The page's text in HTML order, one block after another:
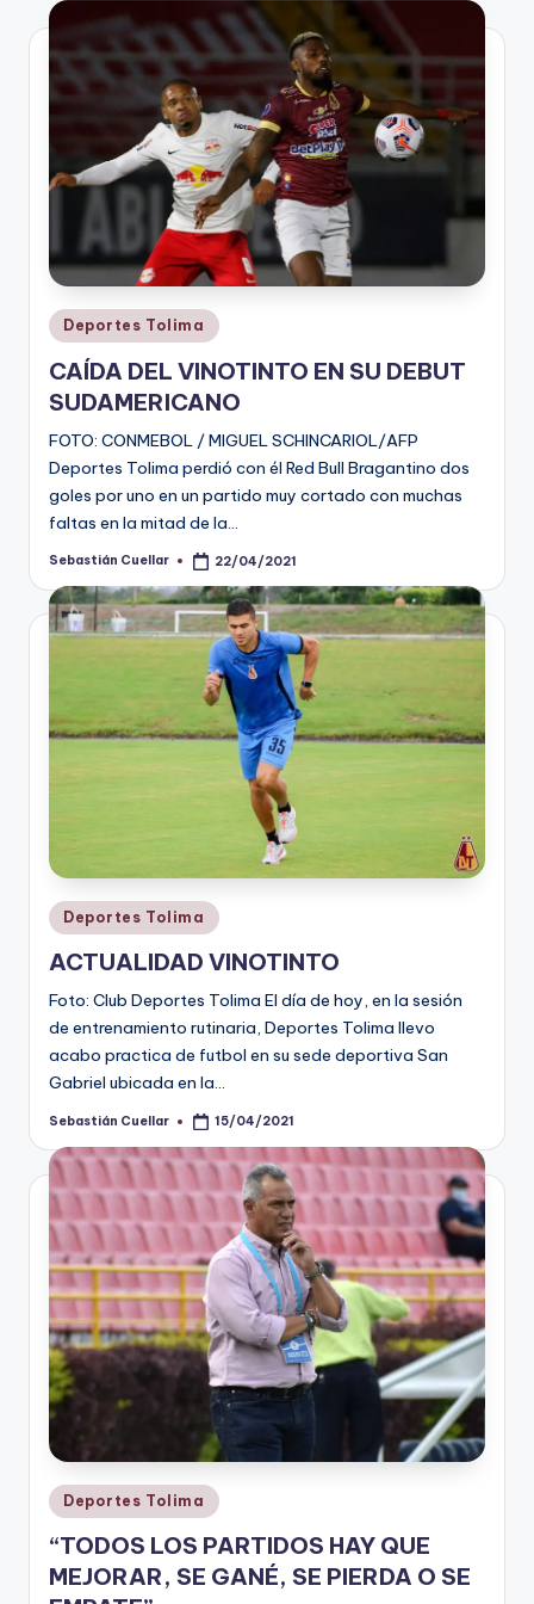
V
o
ti
t
o
Publicado
en
Deportes Tolima
CAÍDA DEL VINOTINTO EN SU DEBUT
SUDAMERICANO
FOTO: CONMEBOL / MIGUEL SCHINCARIOL/AFP
Deportes Tolima perdió con él Red Bull Bragantino dos
goles por uno en un partido muy cortado con muchas
faltas en la mitad de la…
Publicado
Sebastián Cuellar 22/04/2021
Publicado
en
Deportes Tolima
ACTUALIDAD VINOTINTO
Foto: Club Deportes Tolima El día de hoy, en la sesión
de entrenamiento rutinaria, Deportes Tolima llevo
acabo practica de futbol en su sede deportiva San
Gabriel ubicada en la…
Publicado
Sebastián Cuellar 15/04/2021
Publicado
en
Deportes Tolima
“TODOS LOS PARTIDOS HAY QUE
MEJORAR, SE GANÉ, SE PIERDA O SE